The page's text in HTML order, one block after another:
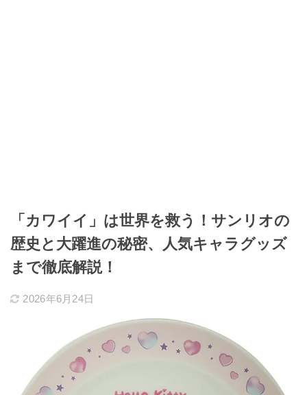
「カワイイ」は世界を救う！サンリオの
歴史と大躍進の秘密、人気キャラグッズ
まで徹底解説！
2026年6月24日